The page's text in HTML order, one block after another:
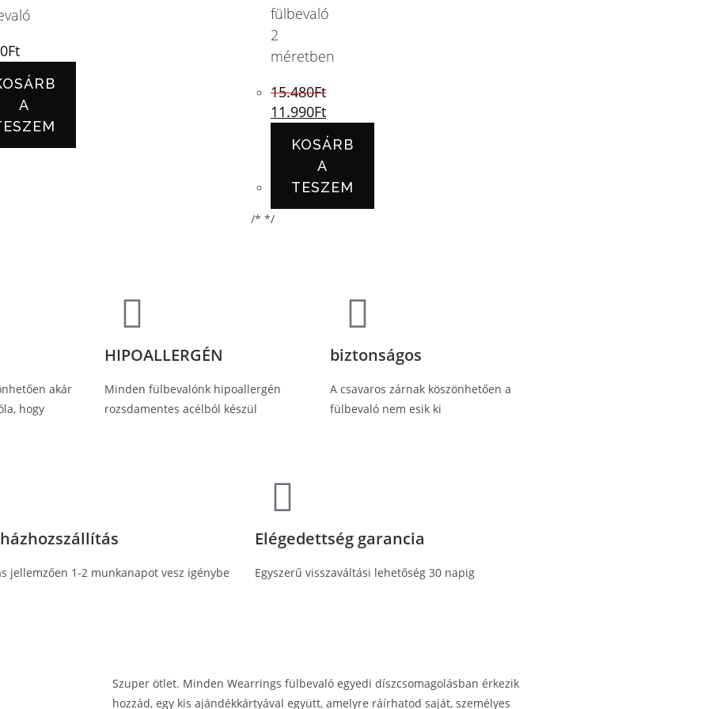
Ft
A
fülbevaló
2
méretben
15.480Ft
11.990Ft
KOSÁRB
A
TESZEM
/* */
akár
hogy
HIPOALLERGÉN
Minden fülbevalónk hipoallergén
rozsdamentes acélból készül
biztonságos
A csavaros zárnak köszönhetően a
fülbevaló nem esik ki
jellemzően 1-2 munkanapot vesz igénybe
Elégedettség garancia
Egyszerű visszaváltási lehetőség 30 napig
Szuper ötlet. Minden Wearrings fülbevaló egyedi díszcsomagolásban érkezik
hozzád, egy kis ajándékkártyával együtt, amelyre ráírhatod saját, személyes